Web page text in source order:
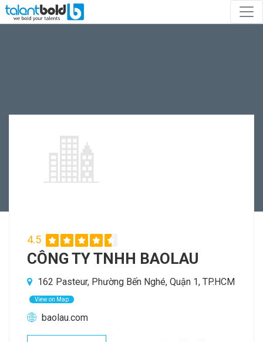
4.5
CÔNG TY TNHH BAOLAU
162 Pasteur, Phường Bến Nghé, Quận 1, TP.HCM
View on Map
baolau.com